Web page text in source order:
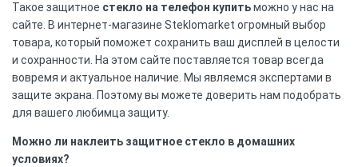
Такое защитное стекло на телефон купитьможно у нас на
сайте. В интернет-магазине Steklomarket огромный выбор
товара, который поможет сохранить ваш дисплей в целости
и сохранности. На этом сайте поставляется товар всегда
вовремя и актуальное наличие. Мы являемся экспертами в
защите экрана. Поэтому вы можете доверить нам подобрать
для вашего любимца защиту.
Можно ли наклеить защитное стекло в домашних
условиях?